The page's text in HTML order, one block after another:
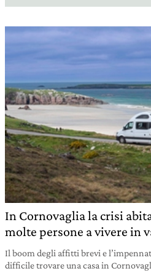
In Cornovaglia la crisi
molte persone a vivere in
Il boom degli affitti brevi e
difficile trovare una casa in